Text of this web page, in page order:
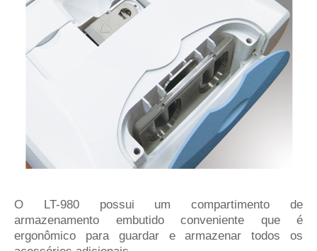
O LT-980 possui um compartimento de
armazenamento embutido conveniente que é
ergonômico para guardar e armazenar todos os